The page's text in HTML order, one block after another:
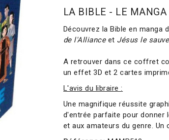
LA BIBLE - LE MANGA
Découvrez la Bible en
de l'Allianceet Jésus le
A retrouver dans ce coffret
un effet 3D et 2 cartes
L'avis du libraire :
Une magnifique réussite
d'entrée parfaite pour donner
et aux amateurs du genre. Un